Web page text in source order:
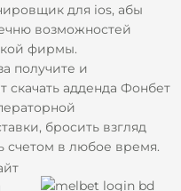
для ios, абы
возможностей
фирмы.
получите и
скачать адденда Фонбет
бросить взгляд
счетом в любое время.